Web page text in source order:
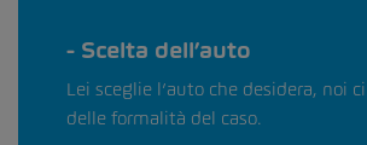
Scelta dell’auto
Lei sceglie l’auto che desidera, noi
delle formalità del caso.